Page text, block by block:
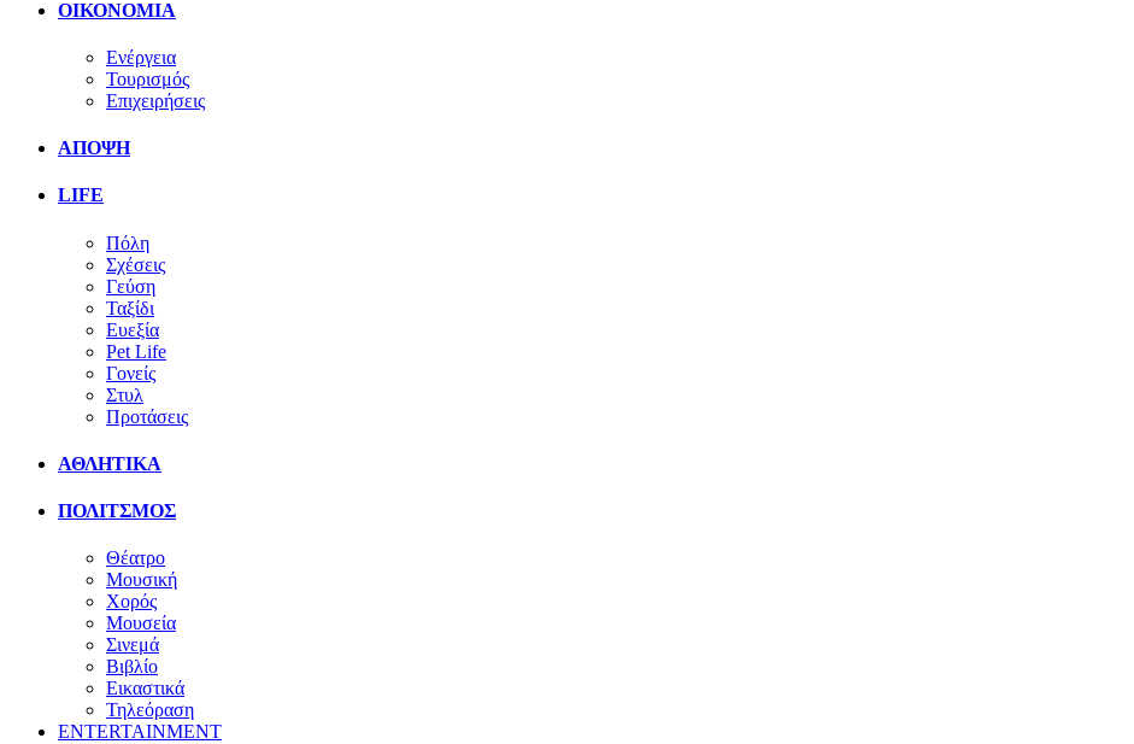
ΟΙΚΟΝΟΜΙΑ
Ενέργεια
Τουρισμός
Επιχειρήσεις
ΑΠΟΨΗ
LIFE
Πόλη
Σχέσεις
Γεύση
Ταξίδι
Ευεξία
Pet Life
Γονείς
Στυλ
Προτάσεις
ΑΘΛΗΤΙΚΑ
ΠΟΛΙΤΣΜΟΣ
Θέατρο
Μουσική
Χορός
Μουσεία
Σινεμά
Βιβλίο
Εικαστικά
Τηλεόραση
ENTERTAINMENT